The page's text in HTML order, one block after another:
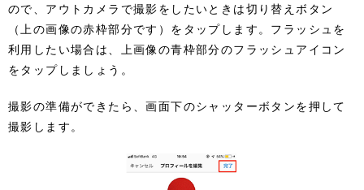
ので、アウトカメラで撮影をしたいときは切り替えボタン
（上の画像の赤枠部分です）をタップします。フラッシュを
利用したい場合は、上画像の青枠部分のフラッシュアイコン
をタップしましょう。
撮影の準備ができたら、画面下のシャッターボタンを押して
撮影します。